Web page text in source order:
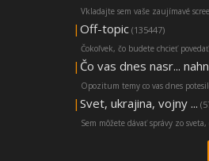
Vkladajte sem vaše zaujímavé
| Off-topic (135447)
Čokoľvek, čo budete chcieť
| Čo vas dnes nasr...
Opozitum temy co vas dnes
| Svet, ukrajina, vojny ...
Sem môžete dávať správy zo